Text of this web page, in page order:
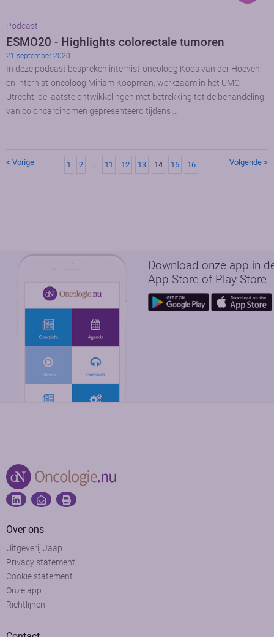
Podcast
ESMO20 - Highlights colorectale tumoren
21 september 2020
In deze podcast bespreken internist-oncoloog Koos van der Hoeven
en internist-oncoloog Miriam Koopman, werkzaam in het UMC
Utrecht, de laatste ontwikkelingen met betrekking tot de behandeling
van coloncarcinomen gepresenteerd tijdens …
< Vorige 1 2 … 11 12 13 14 15 16 Volgende >
Download onze app in
App Store of Play Store
Over ons
Uitgeverij Jaap
Privacy statement
Cookie statement
Onze app
Richtlijnen